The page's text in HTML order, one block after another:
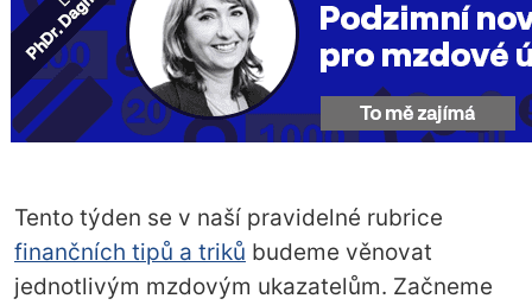
Tento týden se v naší pravidelné rubrice
finančních tipů a triků budeme věnovat
jednotlivým mzdovým ukazatelům. Začneme